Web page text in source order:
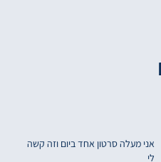
אני מעלה סרטון אחד ביום וזה קשה
לי